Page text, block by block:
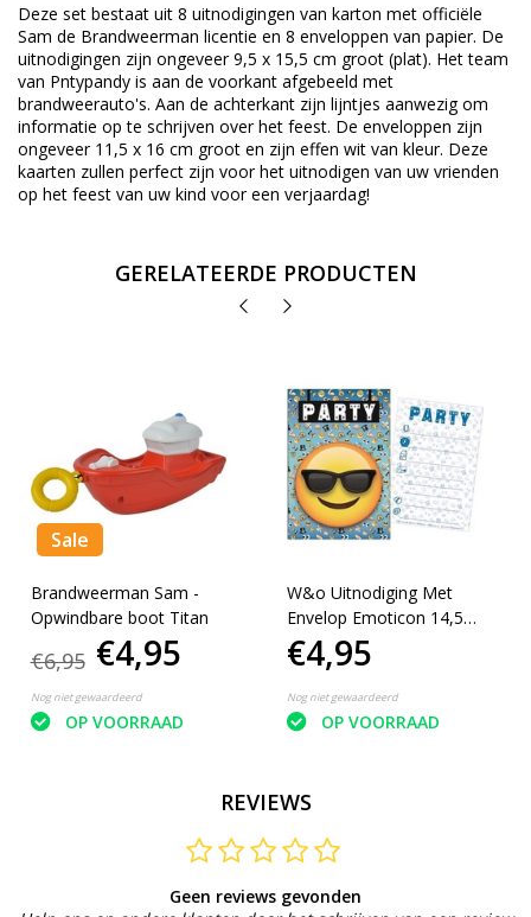
Deze set bestaat uit 8 uitnodigingen van karton met officiële
Sam de Brandweerman licentie en 8 enveloppen van papier. De
uitnodigingen zijn ongeveer 9,5 x 15,5 cm groot (plat). Het team
van Pntypandy is aan de voorkant afgebeeld met
brandweerauto's. Aan de achterkant zijn lijntjes aanwezig om
informatie op te schrijven over het feest. De enveloppen zijn
ongeveer 11,5 x 16 cm groot en zijn effen wit van kleur. Deze
kaarten zullen perfect zijn voor het uitnodigen van uw vrienden
op het feest van uw kind voor een verjaardag!
GERELATEERDE PRODUCTEN
Sale
Brandweerman Sam -
Opwindbare boot Titan
€6,95 €4,95
Nog niet gewaardeerd
OP VOORRAAD
W&o Uitnodiging Met
Envelop Emoticon 14,5
Cm Geel 5 Stuks
€4,95
Nog niet gewaardeerd
OP VOORRAAD
REVIEWS
Geen reviews gevonden